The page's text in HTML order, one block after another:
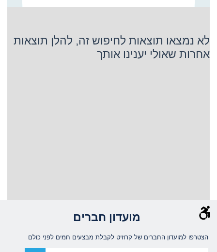
P&O
לא נמצאו תוצאות לחיפוש זה, להלן תוצאות
אחרות שאולי יענינו אותך
מועדון חברים
הצטרפו למועדון החברים של קרוזיט לקבלת מבצעים חמים לפני כולם